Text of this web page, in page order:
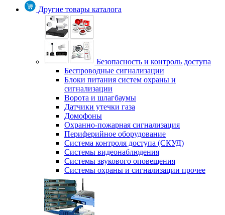
Другие товары каталога
Безопасность и контроль доступа
Беспроводные сигнализации
Блоки питания систем охраны и
сигнализации
Ворота и шлагбаумы
Датчики утечки газа
Домофоны
Охранно-пожарная сигнализация
Периферийное оборудование
Система контроля доступа (СКУД)
Системы видеонаблюдения
Системы звукового оповещения
Системы охраны и сигнализации прочее